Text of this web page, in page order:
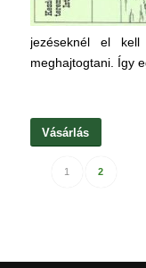
jezéseknél el
meghajtogtani. Így
Vásárlás
1 2